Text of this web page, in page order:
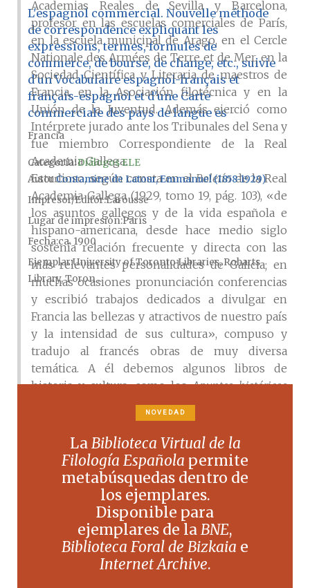
Academias Reales de Sevilla y Barcelona,
profesor en las escuelas comerciales de París,
en la escuela municipal de Arago, en el Cercle
Nationale des Armées de Terre et de Mer, en la
Sociedad Científica y Literaria de maestros de
Francia, en la Asociación filotécnica y en la
Unión de la Juventud. Además ejerció como
Intérprete jurado ante los Tribunales del Sena y
fue miembro Correspondiente de la Real
Academia Gallega.
Estudioso, según consta en elBoletínde la Real
Academia Gallega (1929, tomo 19, pág. 103), «de
los asuntos gallegos y de la vida española e
hispano-americana, desde hace medio siglo
sostenía relación frecuente y directa con las
más relevantes personalidades de Galicia; en
muchas ocasiones pronunciación conferencias
y escribió trabajos dedicados a divulgar en
Francia las bellezas y atractivos de nuestro país
y la intensidad de sus cultura», compuso y
tradujo al francés obras de muy diversa
temática. A él debemos algunos libros de
historia y cultura, como losApuntes históricos
(E. Arias, Madrid, 1916), los
nationaux de l’Amérique latine
Montdidier, 1912),El ejército brasileño(E. Arias,
Madrid, 1914), oLa literatura siciliana (ensayo
sobre el folk-lore)(F. Léchenet, París, 1894).
En el ámbito filológico, además de colaborar en
Primer libro de francés. Método intuitivo
de Louis Marchand (1922), publicó
junto con la editorial LarousseL’espagnol
commercial. Nouvelle méthode de correspondance
L'espagnol commercial. Nouvelle méthode
de correspondence expliquant les
expressions, termes, formules de
commerce, de bourse, de change, etc., suivie
d'un Vocabulaire espagnol-français et
français-espagnol et d'une Carte
commerciale des pays de langue es
Francia
Categoría:Diálogos ELE
AutorContamine de Latour, Emmanuel (1858-1929)
Impresor/EditorLarousse
Lugar de impresiónParís
Fechaca. 1900
Ejemplar University of Toronto Libraries, Robarts
Library, Toron...
NOVEDAD
LaBiblioteca Virtual de la
Filología Española permite
metabúsquedas dentro de
los ejemplares.
Disponible para
ejemplares de laBNE,
Biblioteca Foral de Bizkaia e
Internet Archive.